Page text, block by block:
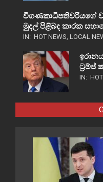
විගණකාධිපතිවරියගේ
මුදල් පිළිබඳ කාරක
IN: HOT NEWS, LOCAL
ට්‍රම්ප්
IN: